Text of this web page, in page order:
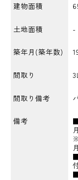
建物面積
土地面積 -
築年月(築年数)
間取り
間取り備考
備考